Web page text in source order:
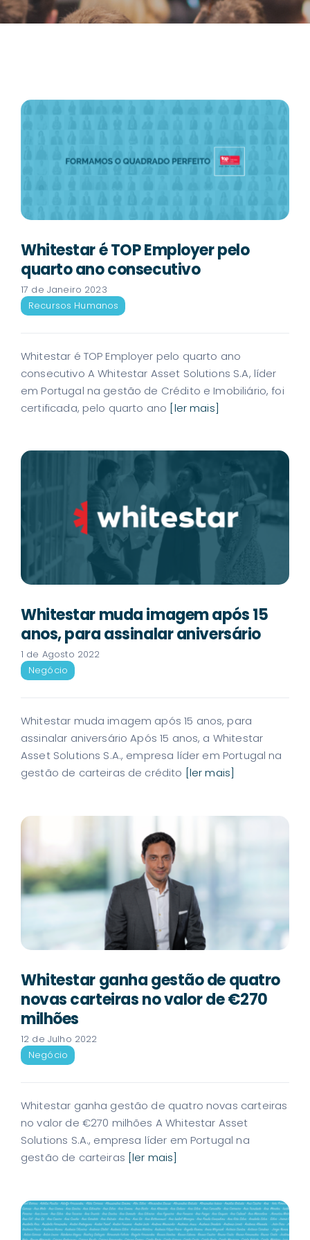
Whitestar é TOP Employer pelo
quarto ano consecutivo
17 de Janeiro 2023
Recursos Humanos
Whitestar é TOP Employer pelo quarto ano
consecutivo A Whitestar Asset Solutions S.A, líder
em Portugal na gestão de Crédito e Imobiliário, foi
certificada, pelo quarto ano [ler mais]
Whitestar muda imagem após 15
anos, para assinalar aniversário
1 de Agosto 2022
Negócio
Whitestar muda imagem após 15 anos, para
assinalar aniversário Após 15 anos, a Whitestar
Asset Solutions S.A., empresa líder em Portugal na
gestão de carteiras de crédito [ler mais]
Whitestar ganha gestão de quatro
novas carteiras no valor de €270
milhões
12 de Julho 2022
Negócio
Whitestar ganha gestão de quatro novas carteiras
no valor de €270 milhões A Whitestar Asset
Solutions S.A., empresa líder em Portugal na
gestão de carteiras [ler mais]